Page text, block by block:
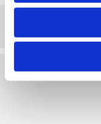
Impressum